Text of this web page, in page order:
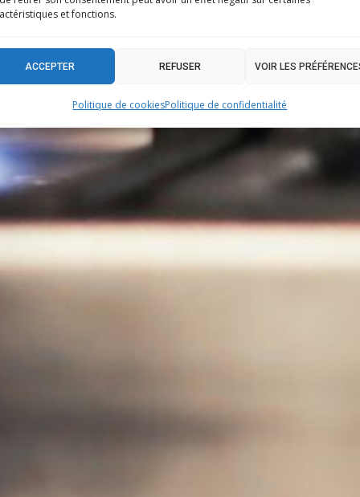
et fonctions.
ACCEPTER REFUSER VOIR LES
Politique de cookiesPolitique de confidentialité